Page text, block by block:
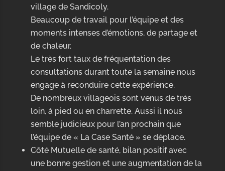
village de Sandicoly.
Beaucoup de travail pour l’équipe et des
moments intenses d’émotions, de partage et
de chaleur.
Le très fort taux de fréquentation des
consultations durant toute la semaine nous
engage à reconduire cette expérience.
De nombreux villageois sont venus de très
loin, à pied ou en charrette. Aussi il nous
semble judicieux pour l’an prochain que
l’équipe de « La Case Santé » se déplace.
Côté Mutuelle de santé, bilan positif avec
une bonne gestion et une augmentation de la